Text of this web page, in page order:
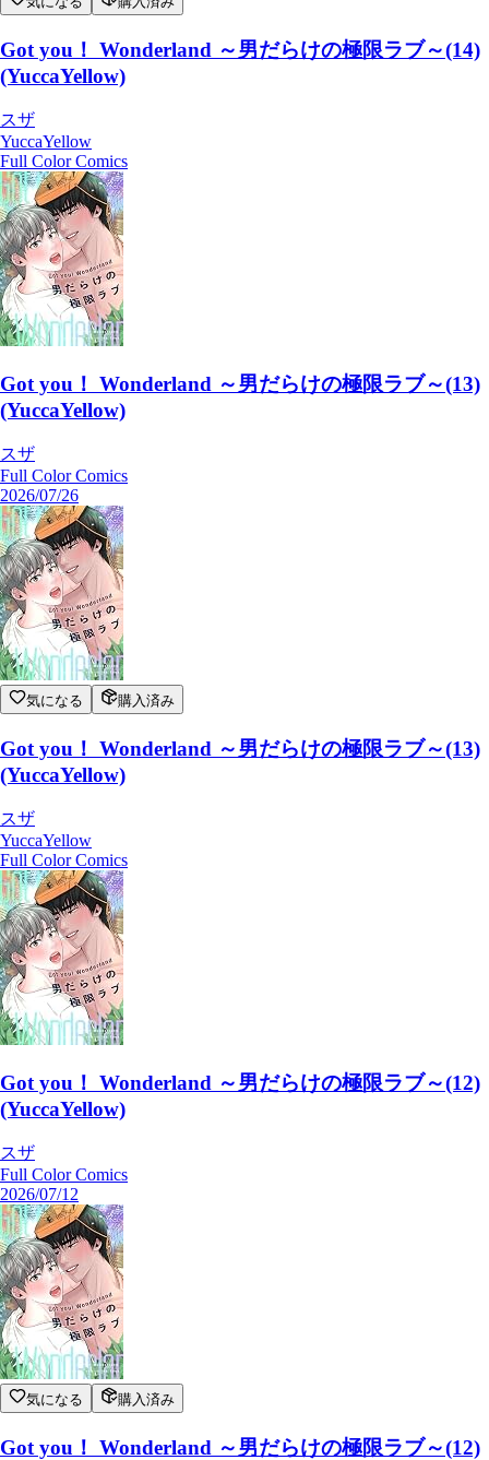
Got you！ Wonderland ～男だらけの極限ラブ～(14)
(YuccaYellow)
スザ
YuccaYellow
Full Color Comics
Got you！ Wonderland ～男だらけの極限ラブ～(13)
(YuccaYellow)
スザ
Full Color Comics
2026/07/26
気になる 購入済み
Got you！ Wonderland ～男だらけの極限ラブ～(13)
(YuccaYellow)
スザ
YuccaYellow
Full Color Comics
Got you！ Wonderland ～男だらけの極限ラブ～(12)
(YuccaYellow)
スザ
Full Color Comics
2026/07/12
気になる 購入済み
Got you！ Wonderland ～男だらけの極限ラブ～(12)